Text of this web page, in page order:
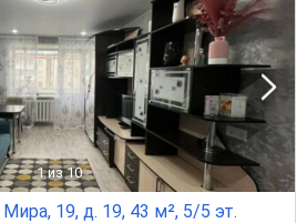
1 из 10
19, д. 19, 43 м², 5/5 эт.